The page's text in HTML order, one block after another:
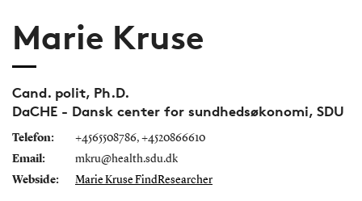
Marie Kruse
Cand. polit, Ph.D.
DaCHE - Dansk center for sundhedsøkonomi, SDU
Telefon:
+4565508786, +4520866610
Email:
mkru@health.sdu.dk
Webside:
Marie Kruse FindResearcher